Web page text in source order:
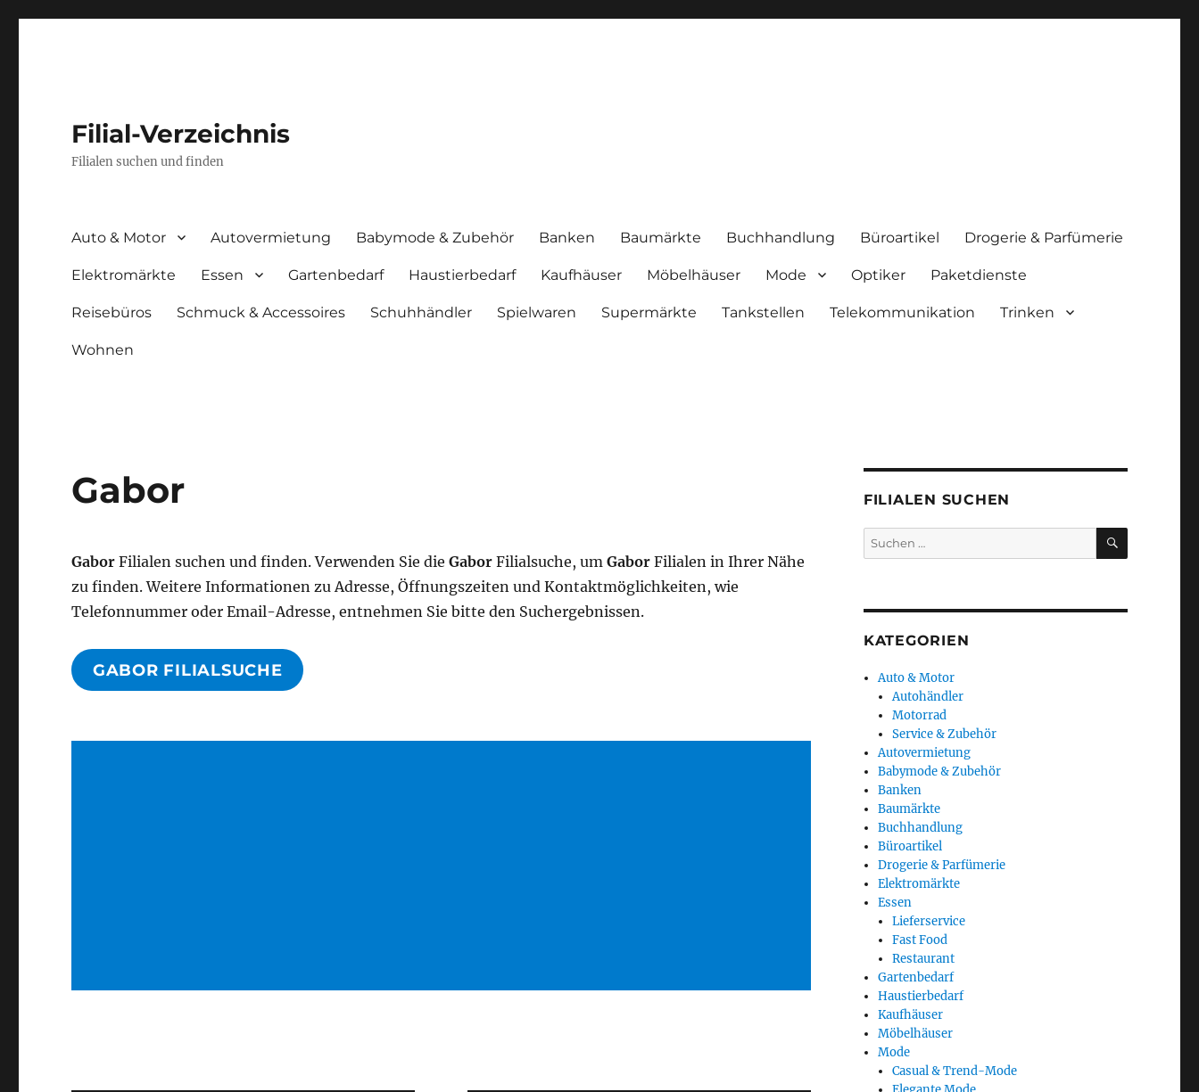
Filial-Verzeichnis
Filialen suchen und finden
Auto & Motor Autovermietung Babymode & Zubehör Banken Baumärkte Buchhandlung Büroartikel Drogerie & Parfümerie
Elektromärkte Essen Gartenbedarf Haustierbedarf Kaufhäuser Möbelhäuser Mode Optiker Paketdienste
Reisebüros Schmuck & Accessoires Schuhhändler Spielwaren Supermärkte Tankstellen Telekommunikation Trinken
Wohnen
Gabor
Gabor Filialen suchen und finden. Verwenden Sie dieGabor Filialsuche, umGaborFilialen in Ihrer Nähe
zu finden. Weitere Informationen zu Adresse, Öffnungszeiten und Kontaktmöglichkeiten, wie
Telefonnummer oder Email-Adresse, entnehmen Sie bitte den Suchergebnissen.
GABOR FILIALSUCHE
FILIALEN SUCHEN
Suchen
nach:
SUCHEN
KATEGORIEN
Auto & Motor
Autohändler
Motorrad
Service & Zubehör
Autovermietung
Babymode & Zubehör
Banken
Baumärkte
Buchhandlung
Büroartikel
Drogerie & Parfümerie
Elektromärkte
Essen
Lieferservice
Fast Food
Restaurant
Gartenbedarf
Haustierbedarf
Kaufhäuser
Möbelhäuser
Mode
Casual & Trend-Mode